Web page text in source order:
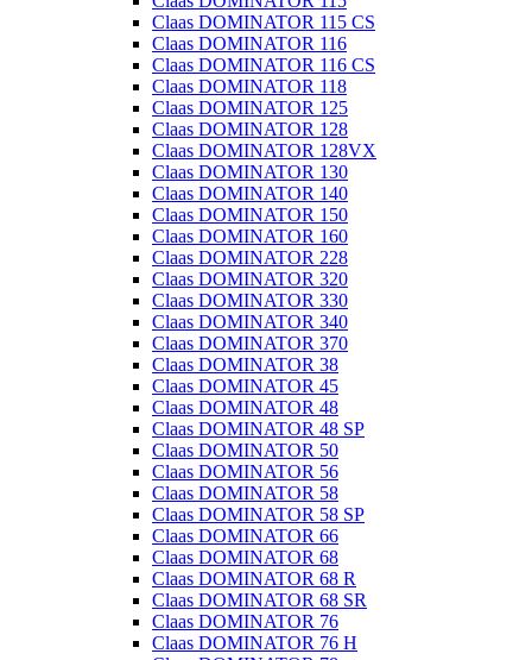
Claas DOMINATOR 115 CS
Claas DOMINATOR 116
Claas DOMINATOR 116 CS
Claas DOMINATOR 118
Claas DOMINATOR 125
Claas DOMINATOR 128
Claas DOMINATOR 128VX
Claas DOMINATOR 130
Claas DOMINATOR 140
Claas DOMINATOR 150
Claas DOMINATOR 160
Claas DOMINATOR 228
Claas DOMINATOR 320
Claas DOMINATOR 330
Claas DOMINATOR 340
Claas DOMINATOR 370
Claas DOMINATOR 38
Claas DOMINATOR 45
Claas DOMINATOR 48
Claas DOMINATOR 48 SP
Claas DOMINATOR 50
Claas DOMINATOR 56
Claas DOMINATOR 58
Claas DOMINATOR 58 SP
Claas DOMINATOR 66
Claas DOMINATOR 68
Claas DOMINATOR 68 R
Claas DOMINATOR 68 SR
Claas DOMINATOR 76
Claas DOMINATOR 76 H